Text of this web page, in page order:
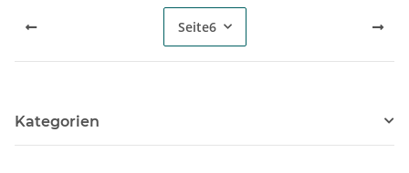
Seite6
Kategorien